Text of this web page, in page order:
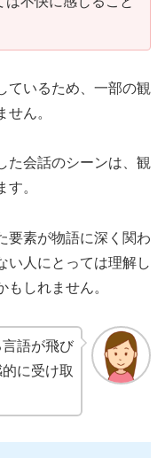
ているため、一部の観
ん。
た会話のシーンは、観
。
要素が物語に深く関わ
い人にとっては理解し
しれません。
語が飛び
に受け取